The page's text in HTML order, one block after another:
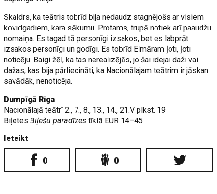
Skaidrs, ka teātris tobrīd bija nedaudz stagnējošs ar visiem
kovidgadiem, kara sākumu. Protams, trupā notiek arī paaudžu
nomaiņa. Es tagad tā personīgi izsakos, bet es labprāt
izsakos personīgi un godīgi. Es tobrīd Elmāram ļoti, ļoti
noticēju. Baigi žēl, ka tas nerealizējās, jo šai idejai daži vai
dažas, kas bija pārliecināti, ka Nacionālajam teātrim ir jāskan
savādāk, nenoticēja.
Dumpīgā Rīga
Nacionālajā teātrī 2., 7., 8., 13., 14., 21.V plkst. 19
BiļetesBiļešu paradīzes tīklā EUR 14–45
Ieteikt
0 0